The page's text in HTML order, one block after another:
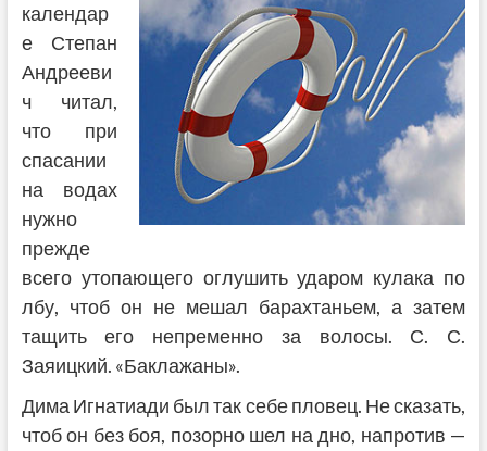
календар
е Степан
Андрееви
ч читал,
что при
спасании
на водах
нужно
прежде
всего утопающего оглушить ударом кулака по
лбу, чтоб он не мешал барахтаньем, а затем
тащить его непременно за волосы. С. С.
Заяицкий. «Баклажаны».
Дима Игнатиади был так себе пловец. Не сказать,
чтоб он без боя, позорно шел на дно, напротив —